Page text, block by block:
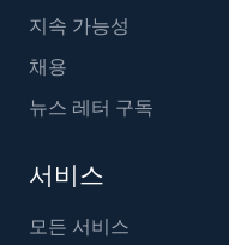
지속 가능성
채용
뉴스 레터 구독
서비스
모든 서비스